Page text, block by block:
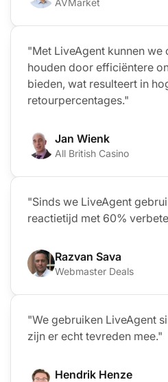
"Met LiveAgent kunnen
houden door efficiëntere
bieden, wat resulteert in
retourpercentages."
Jan Wienk
All British Casino
"Sinds we LiveAgent
reactietijd met 60%
Razvan Sava
Webmaster Deals
"We gebruiken LiveAgent
zijn er echt tevreden mee."
Hendrik Henze